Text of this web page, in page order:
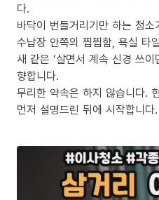
다.
바닥이 번들거리기만 하는 청
수납장 안쪽의 찝찝함, 욕실 타
새 같은 ‘살면서 계속 신경 쓰
향합니다.
무리한 약속은 하지 않습니다.
먼저 설명드린 뒤에 시작합니다.